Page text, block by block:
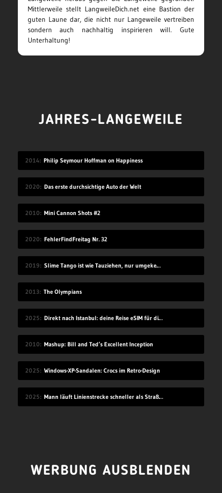
Mittlerweile stellt LangweileDich.net eine Bastion der
guten Laune dar, die nicht nur Langeweile vertreiben
sondern auch nachhaltig inspirieren will. Gute
Unterhaltung!
JAHRES-LANGEWEILE
2014 Philip Seymour Hoffman on Happiness
2020 Das erste durchsichtige Auto der Welt
2010 Mini Cannon Shots #2
2020 FehlerFindFreitag Nr. 32
2019 Slime Tango ist wie Tauziehen, nur umgekehrt
2013 The Olympians
2025 Direkt nach Istanbul: deine Reise eSIM für die Türkei
2010 Mashup: Bill and Ted’s Excellent Inception
2025 Windows-XP-Sandalen: Crocs im Retro-Design
2025 Mann läuft Linienstrecke schneller als Straßenbahn
WERBUNG AUSBLENDEN